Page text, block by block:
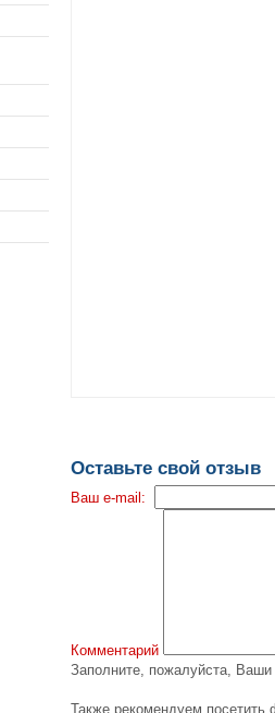
Оставьте свой отзыв
Ваш e-mail:
Комментарий
Заполните, пожалуйста, Ваши
Также рекомендуем посетить